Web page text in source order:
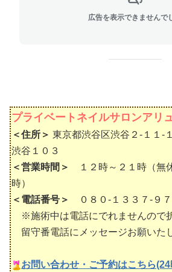
広告を表示できませんで
プライベートネイルサロンアリ
＜住所＞ 東京都渋谷区渋谷２-１１
渋谷１０３
＜営業時間＞
１２時～２１時（無
時）
＜電話番号＞
０８０-１３３７-９
※施術中は電話にでれませんので
留守番電話にメッセージお願いた
お問い合わせ・ご予約はこちら(24